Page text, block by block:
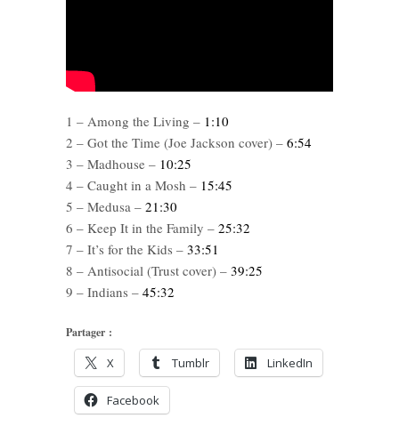
1 – Among the Living – 1:10
2 – Got the Time (Joe Jackson cover) – 6:54
3 – Madhouse – 10:25
4 – Caught in a Mosh – 15:45
5 – Medusa – 21:30
6 – Keep It in the Family – 25:32
7 – It’s for the Kids – 33:51
8 – Antisocial (Trust cover) – 39:25
9 – Indians – 45:32
Partager :
X Tumblr LinkedIn
Facebook